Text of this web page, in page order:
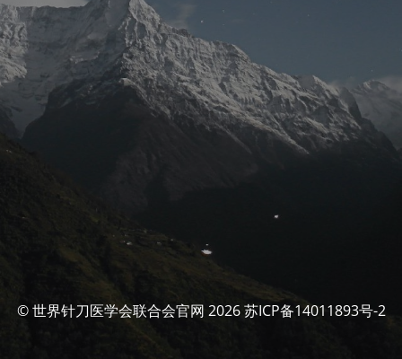
© 世界针刀医学会联合会官网 2026 苏ICP备14011893号-2